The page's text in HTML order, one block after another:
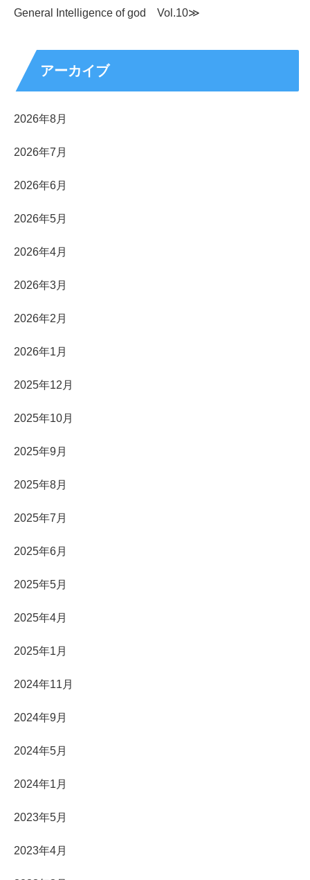
General Intelligence of god Vol.10≫
アーカイブ
2026年8月
2026年7月
2026年6月
2026年5月
2026年4月
2026年3月
2026年2月
2026年1月
2025年12月
2025年10月
2025年9月
2025年8月
2025年7月
2025年6月
2025年5月
2025年4月
2025年1月
2024年11月
2024年9月
2024年5月
2024年1月
2023年5月
2023年4月